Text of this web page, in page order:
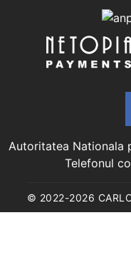
Autoritatea Nationala
Telefonul
© 2022-2026